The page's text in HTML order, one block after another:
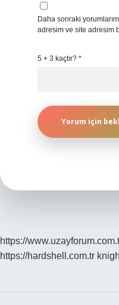
Daha sonraki
adresim ve site adresim
5 + 3 kaçtır? *
https://
https://hardshell.com.tr